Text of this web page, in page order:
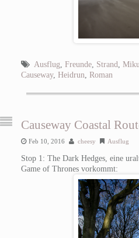
Ausflug, Freunde, Strand,
Causeway, Heidrun, Roman
Causeway Coastal
Feb 10, 2016 cheesy Ausflug
Stop 1: The Dark Hedges, eine
Game of Thrones vorkommt: